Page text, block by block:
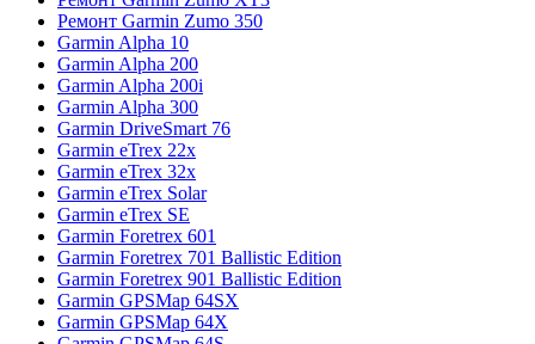
Ремонт Garmin Zumo 350
Garmin Alpha 10
Garmin Alpha 200
Garmin Alpha 200i
Garmin Alpha 300
Garmin DriveSmart 76
Garmin eTrex 22x
Garmin eTrex 32x
Garmin eTrex Solar
Garmin eTrex SE
Garmin Foretrex 601
Garmin Foretrex 701 Ballistic Edition
Garmin Foretrex 901 Ballistic Edition
Garmin GPSMap 64SX
Garmin GPSMap 64X